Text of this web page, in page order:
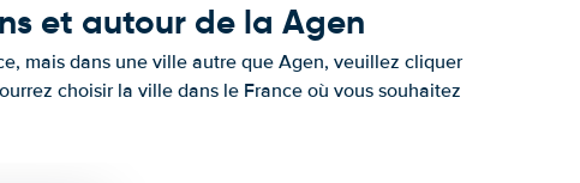
et autour de la Agen
mais dans une ville autre que Agen, veuillez cliquer
choisir la ville dans le France où vous souhaitez